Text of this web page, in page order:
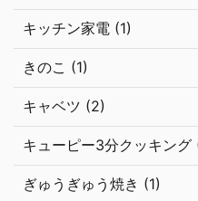
キッチン家電 (1)
きのこ (1)
キャベツ (2)
キューピー3分クッキング
ぎゅうぎゅう焼き (1)